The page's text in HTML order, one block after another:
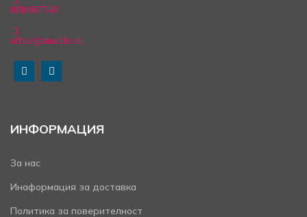
0886987548
office@znachki.eu
ИНФОРМАЦИЯ
За нас
Инаформация за доставка
Политика за поверителност